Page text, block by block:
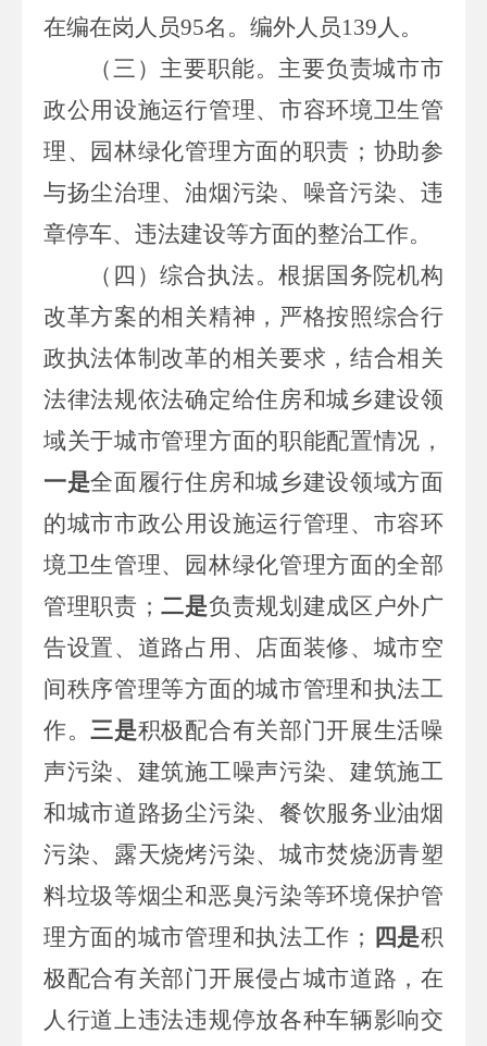
在编在岗人员95名。编外人员139人。
（三）主要职能。 主要负责城市市
政公用设施运行管理、市容环境卫生管
理、园林绿化管理方面的职责；协助参
与扬尘治理、油烟污染、噪音污染、违
章停车、违法建设等方面的整治工作。
（四）综合执法。根据国务院机构
改革方案的相关精神，严格按照综合行
政执法体制改革的相关要求，结合相关
法律法规依法确定给住房和城乡建设领
域关于城市管理方面的职能配置情况，
一是全面履行住房和城乡建设领域方面
的城市市政公用设施运行管理、市容环
境卫生管理、园林绿化管理方面的全部
管理职责； 二是负责规划建成区户外广
告设置、道路占用、店面装修、城市空
间秩序管理等方面的城市管理和执法工
作。三是积极配合有关部门开展生活噪
声污染、建筑施工噪声污染、建筑施工
和城市道路扬尘污染、餐饮服务业油烟
污染、露天烧烤污染、城市焚烧沥青塑
料垃圾等烟尘和恶臭污染等环境保护管
理方面的城市管理和执法工作；
四是积
极配合有关部门开展侵占城市道路，在
人行道上违法违规停放各种车辆影响交